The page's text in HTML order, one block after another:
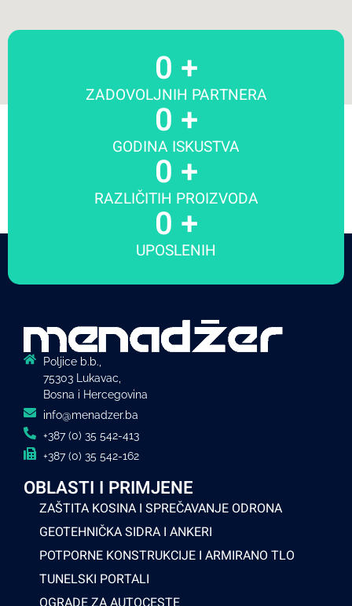
ZADOVOLJNIH PARTNERA
0 +
GODINA ISKUSTVA
0 +
RAZLIČITIH PROIZVODA
0 +
UPOSLENIH
0 +
Poljice b.b.,
75303 Lukavac,
Bosna i Hercegovina
info@menadzer.ba
+387 (0) 35 542-413
+387 (0) 35 542-162
OBLASTI I PRIMJENE
ZAŠTITA KOSINA I SPREČAVANJE ODRONA
GEOTEHNIČKA SIDRA I ANKERI
POTPORNE KONSTRUKCIJE I ARMIRANO TLO
TUNELSKI PORTALI